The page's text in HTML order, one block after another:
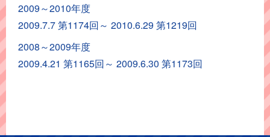
ア
ー
カ
イ
2009～2010年度
2009.7.7 第1174回～ 2010.6.29 第1219回
2008～2009年度
2009.4.21 第1165回～ 2009.6.30 第1173回